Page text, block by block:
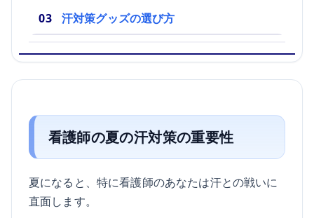
汗対策グッズの選び方
看護師の夏の汗対策の重要性
夏になると、特に看護師のあなたは汗との戦いに
直面します。